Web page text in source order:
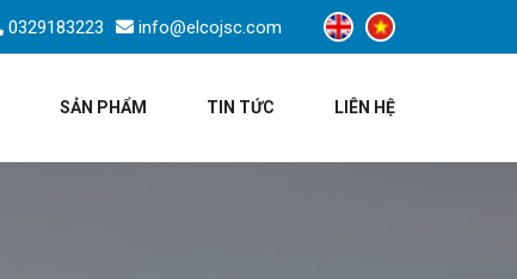
0329183223 info@elcojsc.com
SẢN PHẨM TIN TỨC LIÊN HỆ